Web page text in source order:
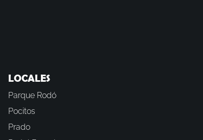
LOCALES
Parque Rodó
Pocitos
Prado